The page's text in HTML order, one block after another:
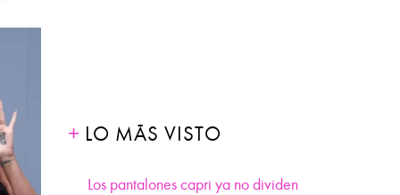
LO MÁS VISTO
Los pantalones capri ya no dividen